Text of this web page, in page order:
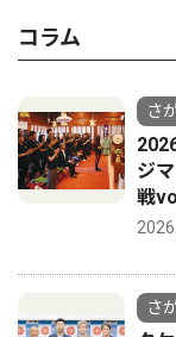
コラム
さ
ジ
戦
さ